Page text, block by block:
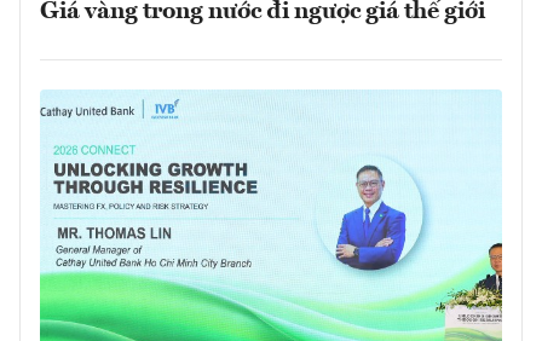
Giá vàng trong nước đi ngược giá thế giới